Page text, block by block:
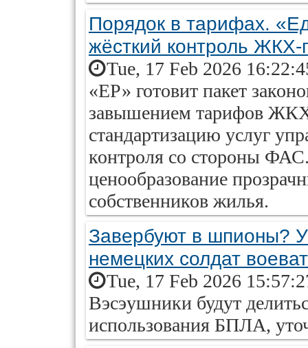
Порядок в тарифах.
жёсткий контроль ЖКХ-
Tue, 17 Feb 2026
«ЕР» готовит пакет
завышением тарифов
стандартизацию услуг
контроля со стороны
ценообразование
собственников жилья.
Завербуют в шпионы?
немецких солдат
Tue, 17 Feb 2026
Вэсэушники будут
использования БПЛА,